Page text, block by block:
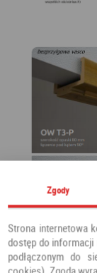
Zgody
Strona internetowa
dostęp do informacji
podłączonym do